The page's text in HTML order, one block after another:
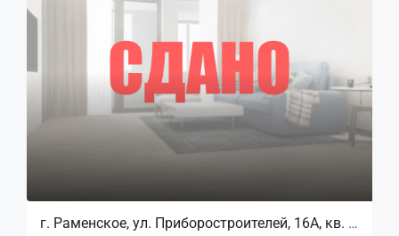
г. Раменское, ул. Приборостроителей, 16А, кв. 125